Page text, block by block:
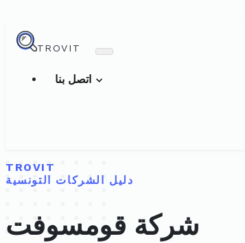
TROVIT
TROVIT
دليل الشركات التونسية
شركة قومسوفت